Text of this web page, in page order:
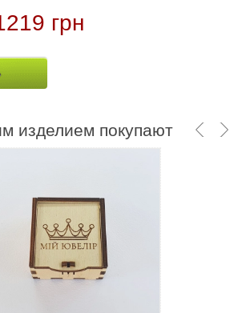
грн
13860 грн
изделием покупают